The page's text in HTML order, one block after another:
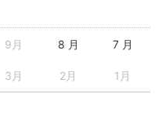
9月 8 月 7 月
3月 2月 1月